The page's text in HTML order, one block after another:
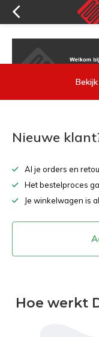
Nieuwe
Al je orders en
Het bestelproces
Je winkelwagen is
Hoe werkt